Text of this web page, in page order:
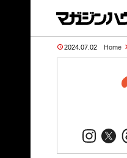
2024.07.02 Home